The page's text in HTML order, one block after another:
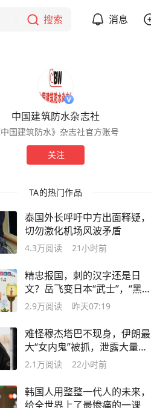
搜索 消息
中国建筑防水杂志社
中国建筑防水》杂志社官方账号
关注
TA的热门作品
泰国外长呼吁中方出面释疑，
切勿激化机场风波矛盾
4.3万阅读 21小时前
精忠报国，刺的汉字还是日
文？岳飞变日本“武士”，“黑
手”是谁
2.9万阅读 昨天07:19
难怪穆杰塔巴不现身，伊朗最
大“女内鬼”被抓，泄露大量国
家机密
2.1万阅读 22小时前
韩国人用整整一代人的未来，
给全世界上了最惨痛的一课